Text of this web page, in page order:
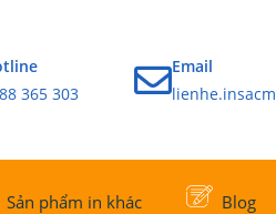
365 303
Email
Sản phẩm in khác Blog